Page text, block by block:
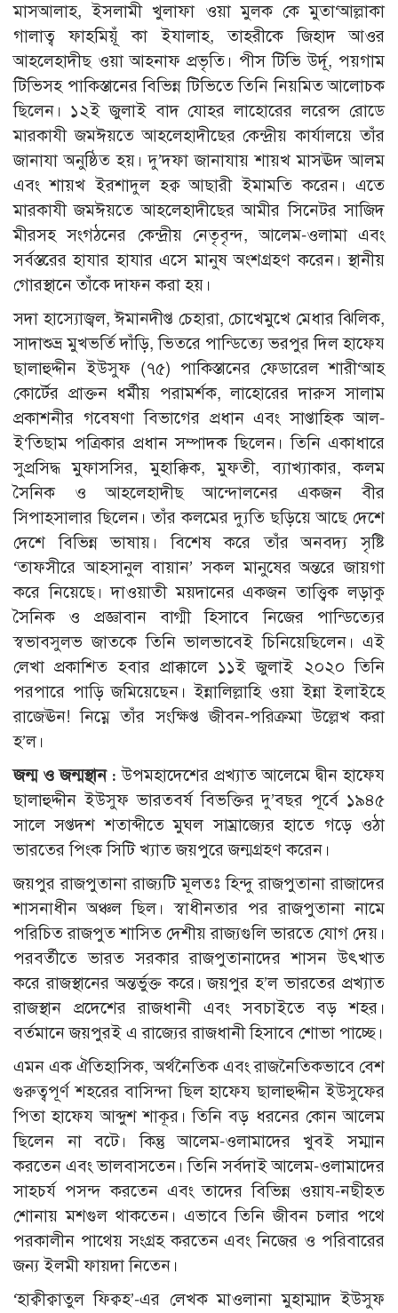
মাসআলাহ, ইসলামী খুলাফা ওয়া মুলক কে মুতা‘আল্লাকা
গালাত্ব ফাহমিয়ূঁ কা ইযালাহ, তাহরীকে জিহাদ আওর
আহলেহাদীছ ওয়া আহনাফ প্রভৃতি। পীস টিভি উর্দূ, পয়গাম
টিভিসহ পাকিস্তানের বিভিন্ন টিভিতে তিনি নিয়মিত আলোচক
ছিলেন। ১২ই জুলাই বাদ যোহর লাহোরের লরেন্স রোডে
মারকাযী জমঈয়তে আহলেহাদীছের কেন্দ্রীয় কার্যালয়ে তাঁর
জানাযা অনুষ্ঠিত হয়। দু’দফা জানাযায় শায়খ মাসঊদ আলম
এবং শায়খ ইরশাদুল হক্ব আছারী ইমামতি করেন। এতে
মারকাযী জমঈয়তে আহলেহাদীছের আমীর সিনেটর সাজিদ
মীরসহ সংগঠনের কেন্দ্রীয় নেতৃবৃন্দ, আলেম-ওলামা এবং
সর্বস্তরের হাযার হাযার এসে মানুষ অংশগ্রহণ করেন। স্থানীয়
গোরস্থানে তাঁকে দাফন করা হয়।
সদা হাস্যোজ্বল, ঈমানদীপ্ত চেহারা, চোখেমুখে মেধার ঝিলিক,
সাদাশুভ্র মুখভর্তি দাঁড়ি, ভিতরে পান্ডিত্যে ভরপুর দিল হাফেয
ছালাহুদ্দীন ইউসুফ (৭৫) পাকিস্তানের ফেডারেল শারী‘আহ
কোর্টের প্রাক্তন ধর্মীয় পরামর্শক, লাহোরের দারুস সালাম
প্রকাশনীর গবেষণা বিভাগের প্রধান এবং সাপ্তাহিক আল-
ই‘তিছাম পত্রিকার প্রধান সম্পাদক ছিলেন। তিনি একাধারে
সুপ্রসিদ্ধ মুফাসসির, মুহাক্কিক, মুফতী, ব্যাখ্যাকার, কলম
সৈনিক ও আহলেহাদীছ আন্দোলনের একজন বীর
সিপাহসালার ছিলেন। তাঁর কলমের দ্যুতি ছড়িয়ে আছে দেশে
দেশে বিভিন্ন ভাষায়। বিশেষ করে তাঁর অনবদ্য সৃষ্টি
‘তাফসীরে আহসানুল বায়ান’ সকল মানুষের অন্তরে জায়গা
করে নিয়েছে। দাওয়াতী ময়দানের একজন তাত্ত্বিক লড়াকু
সৈনিক ও প্রজ্ঞাবান বাগ্মী হিসাবে নিজের পান্ডিত্যের
স্বভাবসুলভ জাতকে তিনি ভালভাবেই চিনিয়েছিলেন। এই
লেখা প্রকাশিত হবার প্রাক্কালে ১১ই জুলাই ২০২০ তিনি
পরপারে পাড়ি জমিয়েছেন। ইন্নালিল্লাহি ওয়া ইন্না ইলাইহে
রাজেঊন! নিম্নে তাঁর সংক্ষিপ্ত জীবন-পরিক্রমা উল্লেখ করা
হ’ল।
জন্ম ও জন্মস্থান :উপমহাদেশের প্রখ্যাত আলেমে দ্বীন হাফেয
ছালাহুদ্দীন ইউসুফ ভারতবর্ষ বিভক্তির দু’বছর পূর্বে ১৯৪৫
সালে সপ্তদশ শতাব্দীতে মুঘল সাম্রাজ্যের হাতে গড়ে ওঠা
ভারতের পিংক সিটি খ্যাত জয়পুরে জন্মগ্রহণ করেন।
জয়পুর রাজপুতানা রাজ্যটি মূলতঃ হিন্দু রাজপুতানা রাজাদের
শাসনাধীন অঞ্চল ছিল। স্বাধীনতার পর রাজপুতানা নামে
পরিচিত রাজপুত শাসিত দেশীয় রাজ্যগুলি ভারতে যোগ দেয়।
পরবর্তীতে ভারত সরকার রাজপুতানাদের শাসন উৎখাত
করে রাজস্থানের অন্তর্ভুক্ত করে। জয়পুর হ’ল ভারতের প্রখ্যাত
রাজস্থান প্রদেশের রাজধানী এবং সবচাইতে বড় শহর।
বর্তমানে জয়পুরই এ রাজ্যের রাজধানী হিসাবে শোভা পাচ্ছে।
এমন এক ঐতিহাসিক, অর্থনৈতিক এবং রাজনৈতিকভাবে বেশ
গুরুত্বপূর্ণ শহরের বাসিন্দা ছিল হাফেয ছালাহুদ্দীন ইউসুফের
পিতা হাফেয আব্দুশ শাকূর। তিনি বড় ধরনের কোন আলেম
ছিলেন না বটে। কিন্তু আলেম-ওলামাদের খুবই সম্মান
করতেন এবং ভালবাসতেন। তিনি সর্বদাই আলেম-ওলামাদের
সাহচর্য পসন্দ করতেন এবং তাদের বিভিন্ন ওয়ায-নছীহত
শোনায় মশগুল থাকতেন। এভাবে তিনি জীবন চলার পথে
পরকালীন পাথেয় সংগ্রহ করতেন এবং নিজের ও পরিবারের
জন্য ইলমী ফায়দা নিতেন।
‘হাক্বীক্বাতুল ফিক্বহ’-এর লেখক মাওলানা মুহাম্মাদ ইউসুফ